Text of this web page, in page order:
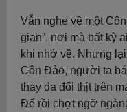
Vẫn nghe về một
gian”, nơi mà bất kỳ
khi nhớ về. Nhưng
Côn Đảo, người ta
thay da đổi thịt trên
Để rồi chợt ngỡ